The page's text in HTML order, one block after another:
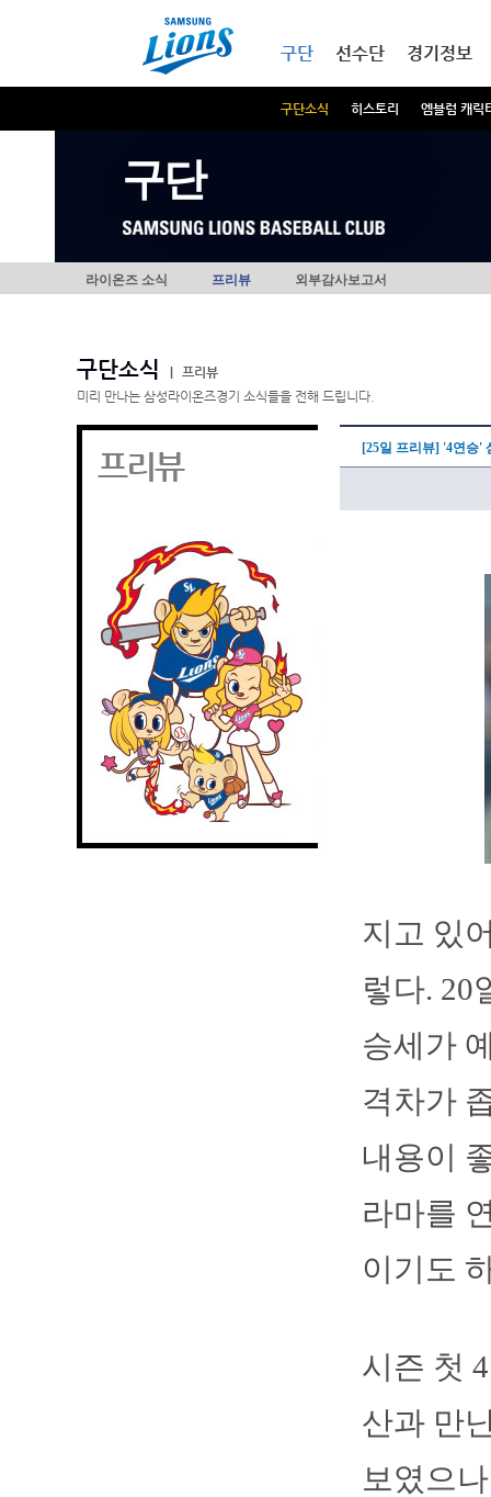
구단
구단소식 히스토리 엠블럼 캐릭
선수단 경기정보
구단
라이온즈 소식 프리뷰 외부감사보고서
구단소식
프리뷰
미리 만나는 삼성라이온즈경기 소식들을 전해 드립니다.
프리뷰 [25일 프리뷰] '4연승'
지고 있
렇다. 20
승세가
격차가
내용이
라마를
이기도
시즌 첫
산과 만
보였으